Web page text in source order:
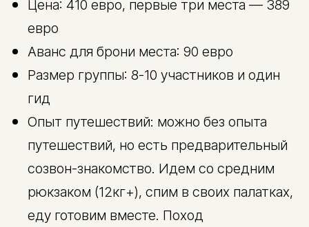
Цена: 410 евро, первые три места — 389
евро
Аванс для брони места: 90 евро
Размер группы: 8-10 участников и один
гид
Опыт путешествий: можно без опыта
путешествий, но есть предварительный
созвон-знакомство. Идем со средним
рюкзаком (12кг+), спим в своих палатках,
еду готовим вместе. Поход